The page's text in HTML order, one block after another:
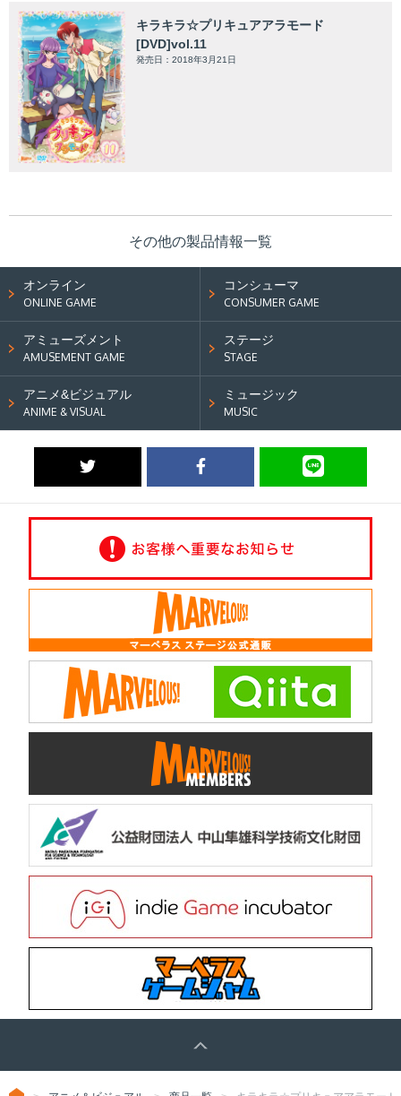
キラキラ☆プリキュアアラモード
[DVD]vol.11
発売日：2018年3月21日
その他の製品情報一覧
オンライン
ONLINE GAME
コンシューマ
CONSUMER GAME
アミューズメント
AMUSEMENT GAME
ステージ
STAGE
アニメ&ビジュアル
ANIME & VISUAL
ミュージック
MUSIC